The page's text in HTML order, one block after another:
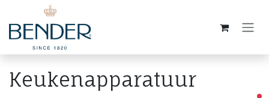
Overslaan naar inhoud
Keukenapparatuur